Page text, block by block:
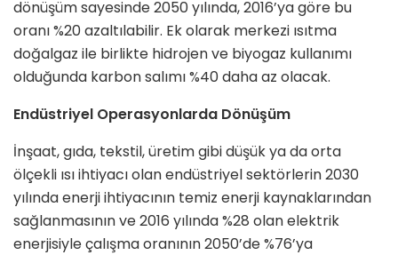
dönüşüm sayesinde 2050 yılında, 2016’ya göre bu
oranı %20 azaltılabilir. Ek olarak merkezi ısıtma
doğalgaz ile birlikte hidrojen ve biyogaz kullanımı
olduğunda karbon salımı %40 daha az olacak.
Endüstriyel Operasyonlarda Dönüşüm
İnşaat, gıda, tekstil, üretim gibi düşük ya da orta
ölçekli ısı ihtiyacı olan endüstriyel sektörlerin 2030
yılında enerji ihtiyacının temiz enerji kaynaklarından
sağlanmasının ve 2016 yılında %28 olan elektrik
enerjisiyle çalışma oranının 2050’de %76’ya